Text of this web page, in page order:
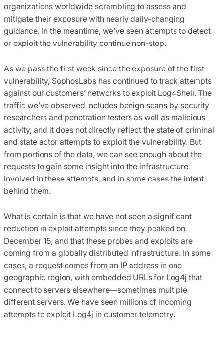
organizations worldwide scrambling to assess and
mitigate their exposure with nearly daily-changing
guidance. In the meantime, we’ve seen attempts to detect
or exploit the vulnerability continue non-stop.
As we pass the first week since the exposure of the first
vulnerability, SophosLabs has continued to track attempts
against our customers’ networks to exploit Log4Shell. The
traffic we’ve observed includes benign scans by security
researchers and penetration testers as well as malicious
activity, and it does not directly reflect the state of criminal
and state actor attempts to exploit the vulnerability. But
from portions of the data, we can see enough about the
requests to gain some insight into the infrastructure
involved in these attempts, and in some cases the intent
behind them.
What is certain is that we have not seen a significant
reduction in exploit attempts since they peaked on
December 15, and that these probes and exploits are
coming from a globally distributed infrastructure. In some
cases, a request comes from an IP address in one
geographic region, with embedded URLs for Log4j that
connect to servers elsewhere—sometimes multiple
different servers. We have seen millions of incoming
attempts to exploit Log4j in customer telemetry.